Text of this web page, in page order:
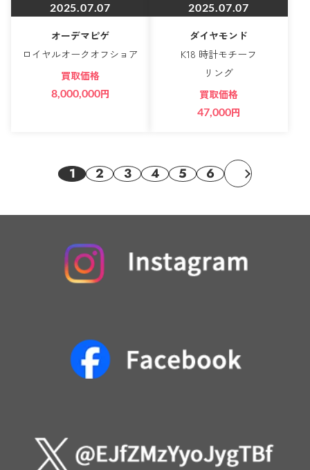
2025.07.07
オーデマピゲ
ロイヤルオークオフショア
買取価格
8,000,000円
2025.07.07
ダイヤモンド
K18 時計モチーフ
リング
買取価格
47,000円
1 2 3 4 5 6